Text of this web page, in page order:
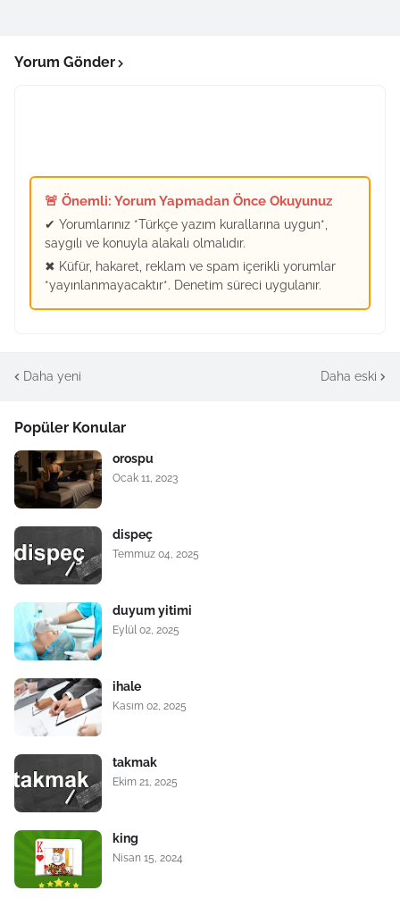
Yorum Gönder
🚨 Önemli: Yorum Yapmadan Önce Okuyunuz
✔ Yorumlarınız *Türkçe yazım kurallarına uygun*,
saygılı ve konuyla alakalı olmalıdır.
✖ Küfür, hakaret, reklam ve spam içerikli yorumlar
*yayınlanmayacaktır*. Denetim süreci uygulanır.
Daha yeni Daha eski
Popüler Konular
orospu
Ocak 11, 2023
dispeç
Temmuz 04, 2025
duyum yitimi
Eylül 02, 2025
ihale
Kasım 02, 2025
takmak
Ekim 21, 2025
king
Nisan 15, 2024